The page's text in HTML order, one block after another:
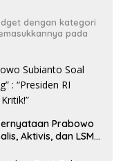
dengan kategori
pada
Prabowo
Aktivis, dan LSM